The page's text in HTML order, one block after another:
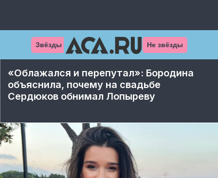
Звёзды Не звёзды
«Облажался и перепутал»: Бородина
объяснила, почему на свадьбе
Сердюков обнимал Лопыреву